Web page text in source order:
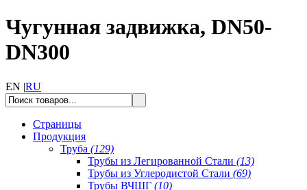
Чугунная задвижка, DN50-
DN300
EN |RU
Страницы
Продукция
Труба (129)
Трубы из Легированной Стали (13)
Трубы из Углеродистой Стали (69)
Трубы ВЧШГ (10)